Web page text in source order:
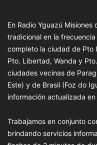
En Radio Yguazú
tradicional en la
completo la ciudad de Pto
Pto. Libertad, Wanda y
ciudades vecinas de
Este) y de Brasil (Foz do
información actualizada
Trabajamos en conjunto
brindando servicios